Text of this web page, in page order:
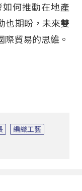
何推動在地產
也期盼，未來雙
貿易的思維。
編織工藝